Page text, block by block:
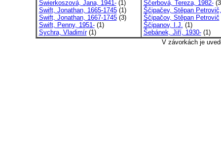
Swierkoszová, Jana, 1941-(1)
Swift, Jonathan, 1665-1745(1)
Swift, Jonathan, 1667-1745(3)
Swift, Penny, 1951-(1)
Sychra, Vladimír(1)
Ščerbová, Tereza, 1982-
Ščipačev, Stěpan
Ščipačov, Stěpan Petrovič
Ščipanov, I.J. (1)
Šebánek, Jiří, 1930-(1)
V závorkách je